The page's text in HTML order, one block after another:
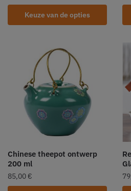
Keuze van de opties
Chinese theepot ontwerp
200 ml
85,00 €